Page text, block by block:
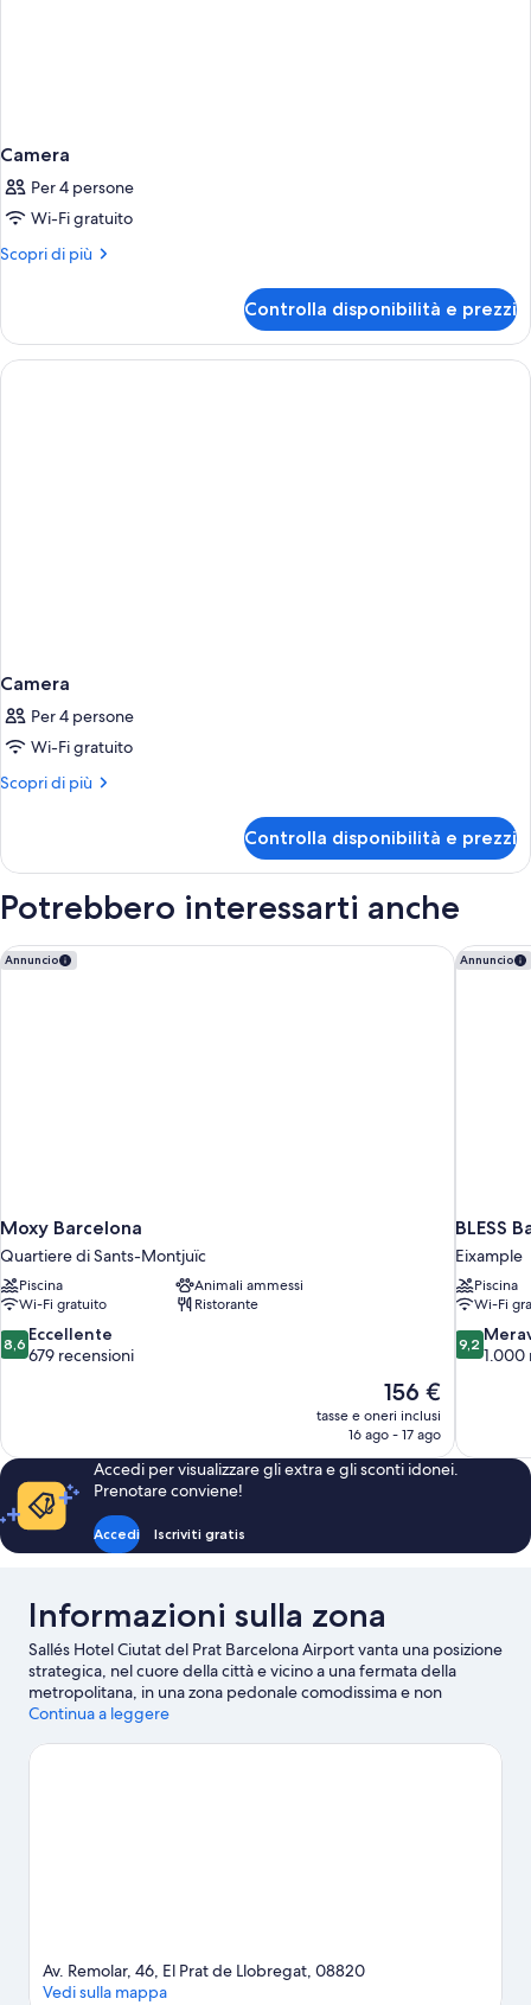
Camera
Per 4 persone
Wi-Fi gratuito
Scopri di più
Altri
Controlla disponibilità e prezzi
Camera
Per 4 persone
Wi-Fi gratuito
Scopri di più
Altri
Controlla disponibilità e prezzi
Potrebbero interessarti anche
Annuncio
Moxy Barcelona
Quartiere di Sants-Montjuïc
Piscina
Animali ammessi
Wi-Fi gratuito
Ristorante
8.6
su
recensioni
8,6 Eccellente
679 recensioni
Il
prezzo
attuale
156 €
156 €
tasse e oneri inclusi
16 ago - 17 ago
Moxy Barcelona Annuncio
BLESS
Eixample
Piscina
Wi-Fi
9.2
su
recensioni
9,2
1.000
BLESS
Accedi per visualizzare gli extra e gli sconti idonei.
Prenotare conviene!
Accedi Iscriviti gratis
Informazioni sulla zona
Sallés Hotel Ciutat del Prat Barcelona Airport vanta una posizione
strategica, nel cuore della città e vicino a una fermata della
metropolitana, in una zona pedonale comodissima e non
distante dall'aeroporto. Casa Milà e Parco Güell sono due delle
shopping, invece, due tappe assolutamente da non perdere
Continua a leggere
Av. Remolar, 46, El Prat de Llobregat, 08820
Vedi sulla mappa